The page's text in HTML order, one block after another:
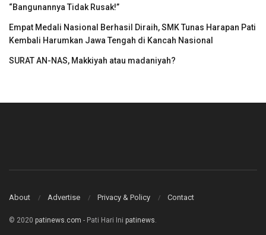
“Bangunannya Tidak Rusak!”
Empat Medali Nasional Berhasil Diraih, SMK Tunas Harapan Pati
Kembali Harumkan Jawa Tengah di Kancah Nasional
SURAT AN-NAS, Makkiyah atau madaniyah?
About Advertise Privacy & Policy Contact
© 2020 patinews.com - Pati Hari Ini patinews